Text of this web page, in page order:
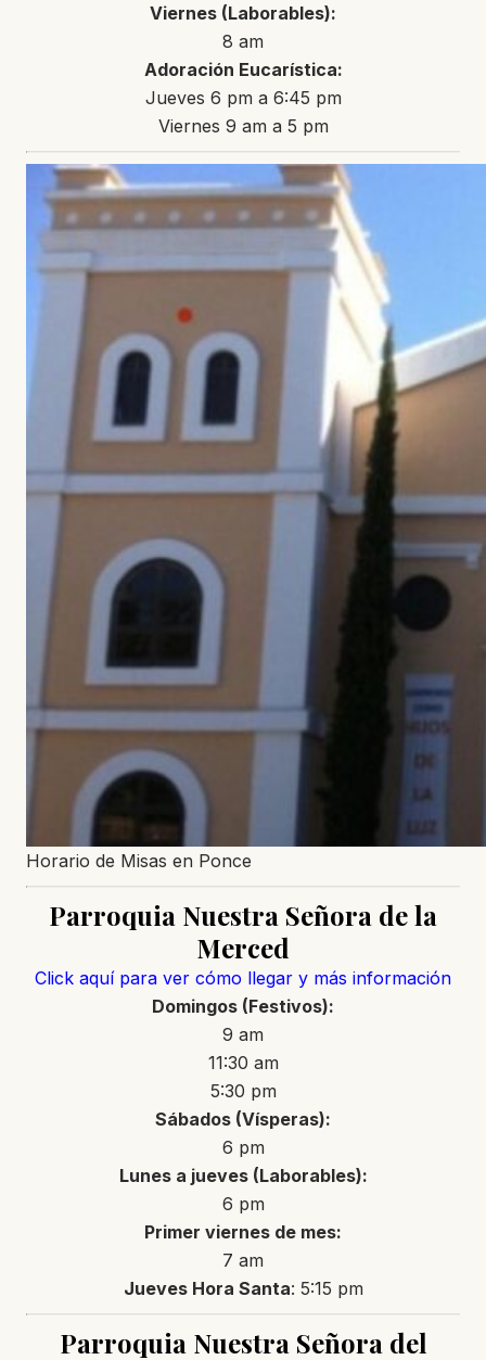
Viernes (Laborables):
8 am
Adoración Eucarística:
Jueves 6 pm a 6:45 pm
Viernes 9 am a 5 pm
Horario de Misas en Ponce
Parroquia Nuestra Señora de la
Merced
Click aquí para ver cómo llegar y más información
Domingos (Festivos):
9 am
11:30 am
5:30 pm
Sábados (Vísperas):
6 pm
Lunes a jueves (Laborables):
6 pm
Primer viernes de mes:
7 am
Jueves Hora Santa: 5:15 pm
Parroquia Nuestra Señora del